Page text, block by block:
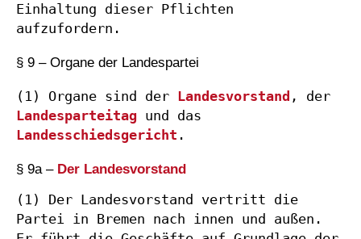
Einhaltung dieser Pflichten
aufzufordern.
§ 9 – Organe der Landespartei
(1) Organe sind der Landesvorstand , der
Landesparteitag und das
Landesschiedsgericht .
§ 9a – Der Landesvorstand
(1) Der Landesvorstand vertritt die
Partei in Bremen nach innen und außen.